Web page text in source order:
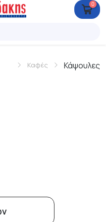
0
Καφές Κάψουλες